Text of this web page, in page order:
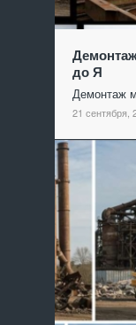
до Я
Демонтаж
21 сентября,